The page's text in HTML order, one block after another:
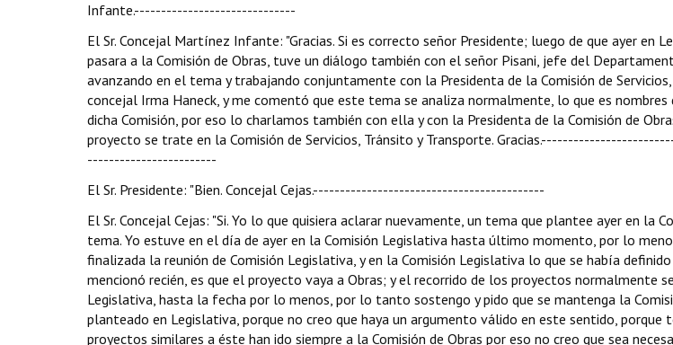
Infante.------------------------------
El Sr. Concejal Martínez Infante: "Gracias. Si es correcto señor Presidente; luego de que ayer en
pasara a la Comisión de Obras, tuve un diálogo también con el señor Pisani, jefe del
avanzando en el tema y trabajando conjuntamente con la Presidenta de la Comisión de
concejal Irma Haneck, y me comentó que este tema se analiza normalmente, lo que es nombres
dicha Comisión, por eso lo charlamos también con ella y con la Presidenta de la Comisión de
proyecto se trate en la Comisión de Servicios, Tránsito y Transporte.
------------------------
El Sr. Presidente: "Bien. Concejal Cejas.-------------------------------------------
El Sr. Concejal Cejas: "Si. Yo lo que quisiera aclarar nuevamente, un tema que plantee ayer en la
tema. Yo estuve en el día de ayer en la Comisión Legislativa hasta último momento, por lo
finalizada la reunión de Comisión Legislativa, y en la Comisión Legislativa lo que se había
mencionó recién, es que el proyecto vaya a Obras; y el recorrido de los proyectos normalmente
Legislativa, hasta la fecha por lo menos, por lo tanto sostengo y pido que se mantenga la
planteado en Legislativa, porque no creo que haya un argumento válido en este sentido,
proyectos similares a éste han ido siempre a la Comisión de Obras por eso no creo que sea